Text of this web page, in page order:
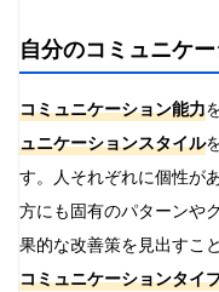
自分のコミュニケ
コミュニケーション能力
ュニケーションスタイル
す。人それぞれに個性が
方にも固有のパターンや
果的な改善策を見出すこ
コミュニケーションタイ